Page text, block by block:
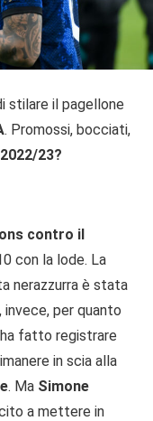
stilare il pagellone
. Promossi, bocciati,
2022/23?
contro il
con la lode. La
nerazzurra è stata
per quanto
fatto registrare
in scia alla
. Ma Simone
a mettere in